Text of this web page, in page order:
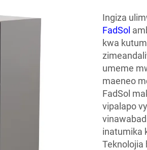
Ingiza
FadSol
kwa
umeme
maeneo
FadSol
vipalapo
inatumika
Teknolojia